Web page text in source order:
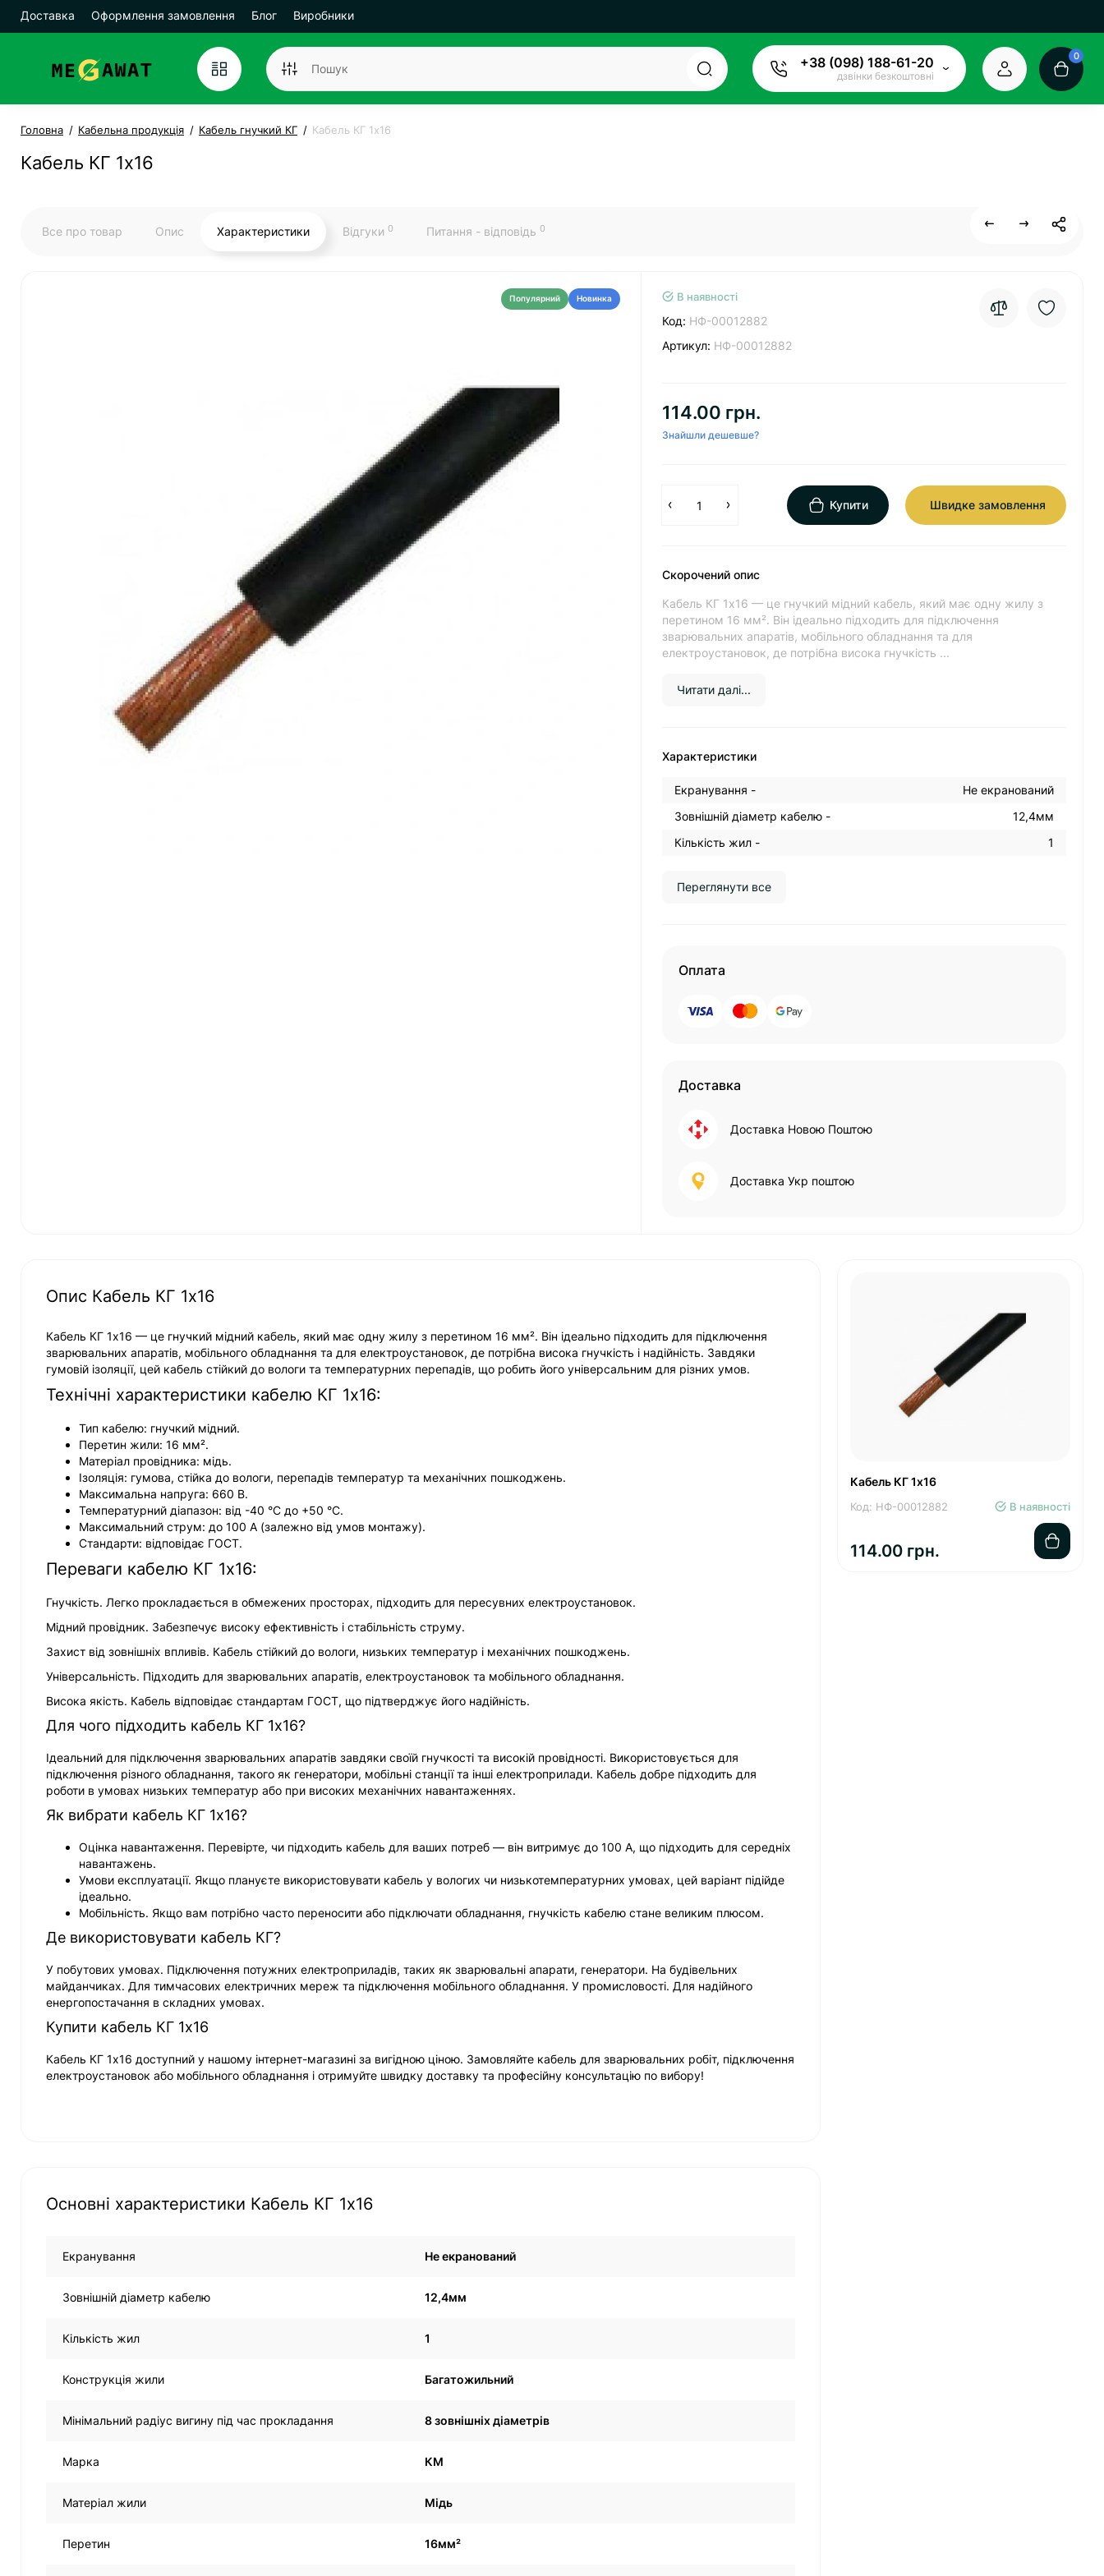
Доставка Оформлення замовлення Блог Виробники
+38 (098) 188-61-20
дзвінки безкоштовні
0
Головна Кабельна продукція Кабель гнучкий КГ Кабель КГ 1х16
Кабель КГ 1х16
Все про товар Опис Характеристики Відгуки 0 Питання - відповідь 0
Популярний Новинка В наявності
Код: НФ-00012882
Артикул: НФ-00012882
114.00 грн.
Знайшли дешевше?
Купити Швидке замовлення
Скорочений опис
Кабель КГ 1х16 — це гнучкий мідний кабель, який має одну жилу з
перетином 16 мм². Він ідеально підходить для підключення
зварювальних апаратів, мобільного обладнання та для
електроустановок, де потрібна висока гнучкість ...
Читати далі...
Характеристики
Екранування -
Не екранований
Зовнішній діаметр кабелю -
12,4мм
Кількість жил -
1
Переглянути все
Оплата
Доставка
Доставка Новою Поштою
Доставка Укр поштою
Опис Кабель КГ 1х16
Кабель КГ 1х16 — це гнучкий мідний кабель, який має одну жилу з перетином 16 мм². Він ідеально підходить для підключення
зварювальних апаратів, мобільного обладнання та для електроустановок, де потрібна висока гнучкість і надійність. Завдяки
гумовій ізоляції, цей кабель стійкий до вологи та температурних перепадів, що робить його універсальним для різних умов.
Технічні характеристики кабелю КГ 1х16:
Тип кабелю: гнучкий мідний.
Перетин жили: 16 мм².
Матеріал провідника: мідь.
Ізоляція: гумова, стійка до вологи, перепадів температур та механічних пошкоджень.
Максимальна напруга: 660 В.
Температурний діапазон: від -40 °C до +50 °C.
Максимальний струм: до 100 А (залежно від умов монтажу).
Стандарти: відповідає ГОСТ.
Переваги кабелю КГ 1х16:
Гнучкість. Легко прокладається в обмежених просторах, підходить для пересувних електроустановок.
Мідний провідник. Забезпечує високу ефективність і стабільність струму.
Захист від зовнішніх впливів. Кабель стійкий до вологи, низьких температур і механічних пошкоджень.
Універсальність. Підходить для зварювальних апаратів, електроустановок та мобільного обладнання.
Висока якість. Кабель відповідає стандартам ГОСТ, що підтверджує його надійність.
Для чого підходить кабель КГ 1х16?
Ідеальний для підключення зварювальних апаратів завдяки своїй гнучкості та високій провідності. Використовується для
підключення різного обладнання, такого як генератори, мобільні станції та інші електроприлади. Кабель добре підходить для
роботи в умовах низьких температур або при високих механічних навантаженнях.
Як вибрати кабель КГ 1х16?
Оцінка навантаження. Перевірте, чи підходить кабель для ваших потреб — він витримує до 100 А, що підходить для середніх
навантажень.
Умови експлуатації. Якщо плануєте використовувати кабель у вологих чи низькотемпературних умовах, цей варіант підійде
ідеально.
Мобільність. Якщо вам потрібно часто переносити або підключати обладнання, гнучкість кабелю стане великим плюсом.
Де використовувати кабель КГ?
У побутових умовах. Підключення потужних електроприладів, таких як зварювальні апарати, генератори. На будівельних
майданчиках. Для тимчасових електричних мереж та підключення мобільного обладнання. У промисловості. Для надійного
енергопостачання в складних умовах.
Купити кабель КГ 1х16
Кабель КГ 1х16 доступний у нашому інтернет-магазині за вигідною ціною. Замовляйте кабель для зварювальних робіт, підключення
електроустановок або мобільного обладнання і отримуйте швидку доставку та професійну консультацію по вибору!
Основні характеристики Кабель КГ 1х16
Екранування Не екранований
Зовнішній діаметр кабелю 12,4мм
Кількість жил 1
Конструкція жили Багатожильний
Мінімальний радіус вигину під час прокладання 8 зовнішніх діаметрів
Марка КМ
Матеріал жили Мідь
Перетин 16мм²
Кабель КГ 1х16
Код: НФ-00012882 В наявності
114.00 грн.